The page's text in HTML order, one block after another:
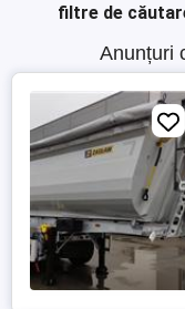
filtre de
Anunțuri